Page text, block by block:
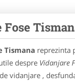
Tismana reprezinta
despre Vidanjare
vidanjare ,